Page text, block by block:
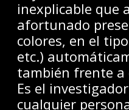
inexplicable que
afortunado
colores, en el
etc.)
también frente a
Es el
cualquier